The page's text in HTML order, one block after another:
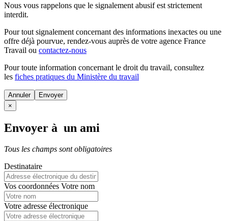
Nous vous rappelons que le signalement abusif est strictement
interdit.
Pour tout signalement concernant des informations inexactes ou une
offre déjà pourvue, rendez-vous auprès de votre agence France
Travail ou contactez-nous
Pour toute information concernant le droit du travail, consultez
les fiches pratiques du Ministère du travail
Annuler
×
Envoyer à un ami
Tous les champs sont obligatoires
Destinataire
Vos coordonnées Votre nom
Votre adresse électronique